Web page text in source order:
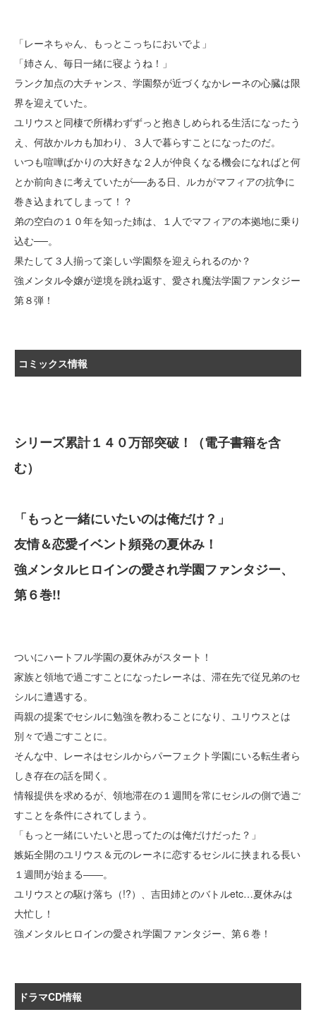
「レーネちゃん、もっとこっちにおいでよ」
「姉さん、毎日一緒に寝ようね！」
ランク加点の大チャンス、学園祭が近づくなかレーネの心臓は限
界を迎えていた。
ユリウスと同棲で所構わずずっと抱きしめられる生活になったう
え、何故かルカも加わり、３人で暮らすことになったのだ。
いつも喧嘩ばかりの大好きな２人が仲良くなる機会になればと何
とか前向きに考えていたが──ある日、ルカがマフィアの抗争に
巻き込まれてしまって！？
弟の空白の１０年を知った姉は、１人でマフィアの本拠地に乗り
込む──。
果たして３人揃って楽しい学園祭を迎えられるのか？
強メンタル令嬢が逆境を跳ね返す、愛され魔法学園ファンタジー
第８弾！
コミックス情報
シリーズ累計１４０万部突破！（電子書籍を含
む）
「もっと一緒にいたいのは俺だけ？」
友情＆恋愛イベント頻発の夏休み！
強メンタルヒロインの愛され学園ファンタジー、
第６巻!!
ついにハートフル学園の夏休みがスタート！
家族と領地で過ごすことになったレーネは、滞在先で従兄弟のセ
シルに遭遇する。
両親の提案でセシルに勉強を教わることになり、ユリウスとは
別々で過ごすことに。
そんな中、レーネはセシルからパーフェクト学園にいる転生者ら
しき存在の話を聞く。
情報提供を求めるが、領地滞在の１週間を常にセシルの側で過ご
すことを条件にされてしまう。
「もっと一緒にいたいと思ってたのは俺だけだった？」
嫉妬全開のユリウス＆元のレーネに恋するセシルに挟まれる長い
１週間が始まる――。
ユリウスとの駆け落ち（!?）、吉田姉とのバトルetc…夏休みは
大忙し！
強メンタルヒロインの愛され学園ファンタジー、第６巻！
ドラマCD情報